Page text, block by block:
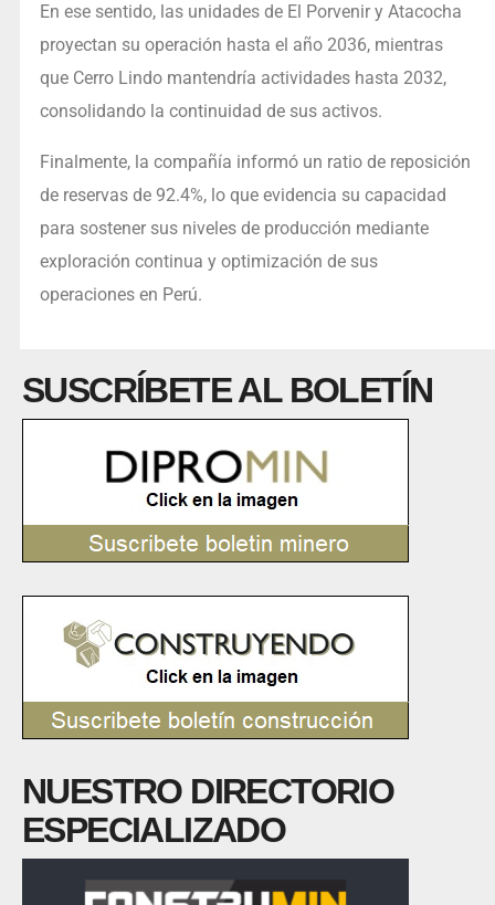
En ese sentido, las unidades de El Porvenir y Atacocha
proyectan su operación hasta el año 2036, mientras
que Cerro Lindo mantendría actividades hasta 2032,
consolidando la continuidad de sus activos.
Finalmente, la compañía informó un ratio de reposición
de reservas de 92.4%, lo que evidencia su capacidad
para sostener sus niveles de producción mediante
exploración continua y optimización de sus
operaciones en Perú.
SUSCRÍBETE AL BOLETÍN
NUESTRO DIRECTORIO
ESPECIALIZADO